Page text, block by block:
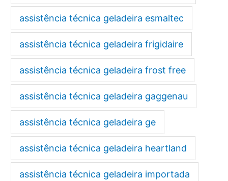
assistência técnica geladeira esmaltec
assistência técnica geladeira frigidaire
assistência técnica geladeira frost free
assistência técnica geladeira gaggenau
assistência técnica geladeira ge
assistência técnica geladeira heartland
assistência técnica geladeira importada